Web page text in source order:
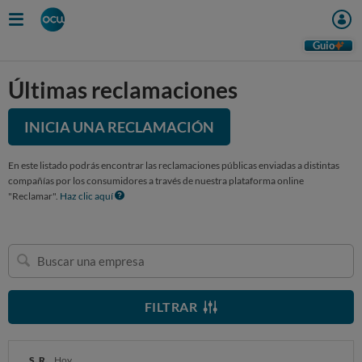
Guio
Últimas reclamaciones
INICIA UNA RECLAMACIÓN
En este listado podrás encontrar las reclamaciones públicas enviadas a distintas
compañías por los consumidores a través de nuestra plataforma online
"Reclamar". Haz clic aquí
Buscar
una
empresa
FILTRAR